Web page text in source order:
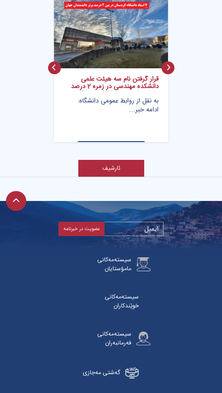
قرار گرفتن نام سه هیئت علمی
دانشکده مهندسی در زمره 2 درصد
دانشمندان برتر سال 2019
به نقل از روابط عمومی دانشگاه:
ادامه خبر...
ئارشیف
سیستەمەکانی
مامۆستایان
سیستەمەکانی
خوێندکاران
سیستەمەکانی
فەرمانبەران
گەشتی مەجازی